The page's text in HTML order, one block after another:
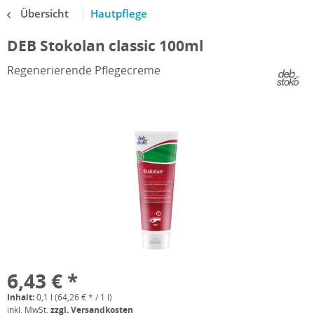
Übersicht Hautpflege
DEB Stokolan classic 100ml
Regenerierende Pflegecreme
6,43 € *
Inhalt:0,1 l (64,26 € * / 1 l)
inkl. MwSt.zzgl. Versandkosten